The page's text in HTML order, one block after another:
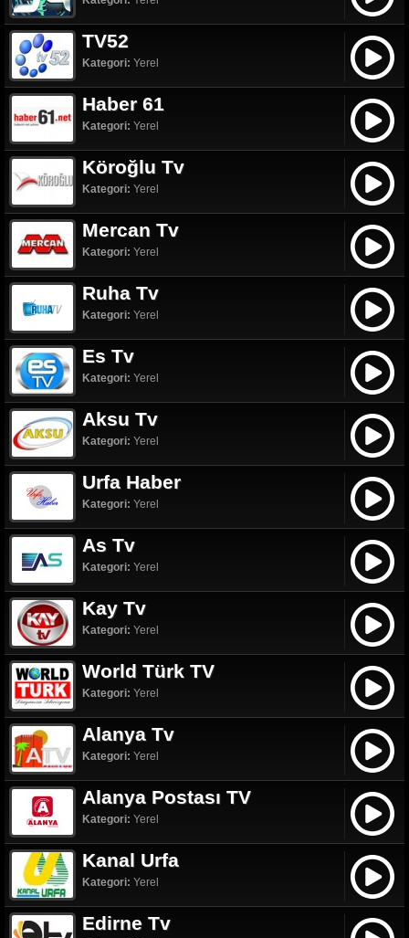
TV52
Kategori: Yerel
Haber 61
Kategori: Yerel
Köroğlu Tv
Kategori: Yerel
Mercan Tv
Kategori: Yerel
Ruha Tv
Kategori: Yerel
Es Tv
Kategori: Yerel
Aksu Tv
Kategori: Yerel
Urfa Haber
Kategori: Yerel
As Tv
Kategori: Yerel
Kay Tv
Kategori: Yerel
World Türk TV
Kategori: Yerel
Alanya Tv
Kategori: Yerel
Alanya Postası TV
Kategori: Yerel
Kanal Urfa
Kategori: Yerel
Edirne Tv